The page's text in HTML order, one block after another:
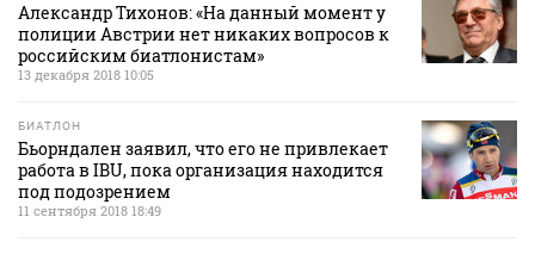
Александр Тихонов: «На данный момент у
полиции Австрии нет никаких вопросов к
российским биатлонистам»
13 декабря 2018 10:05
БИАТЛОН
Бьорндален заявил, что его не привлекает
работа в IBU, пока организация находится
под подозрением
11 сентября 2018 18:49